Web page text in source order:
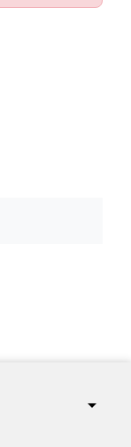
arrow_drop_down